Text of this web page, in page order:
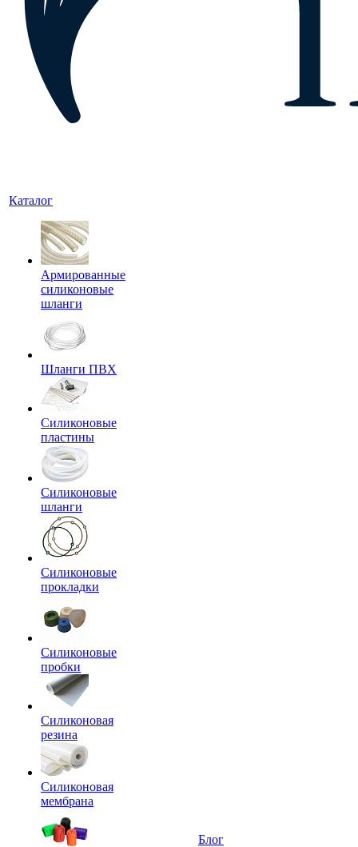
Каталог
Армированные
силиконовые
шланги
Шланги ПВХ
Силиконовые
пластины
Силиконовые
шланги
Силиконовые
прокладки
Силиконовые
пробки
Силиконовая
резина
Силиконовая
мембрана
Блог